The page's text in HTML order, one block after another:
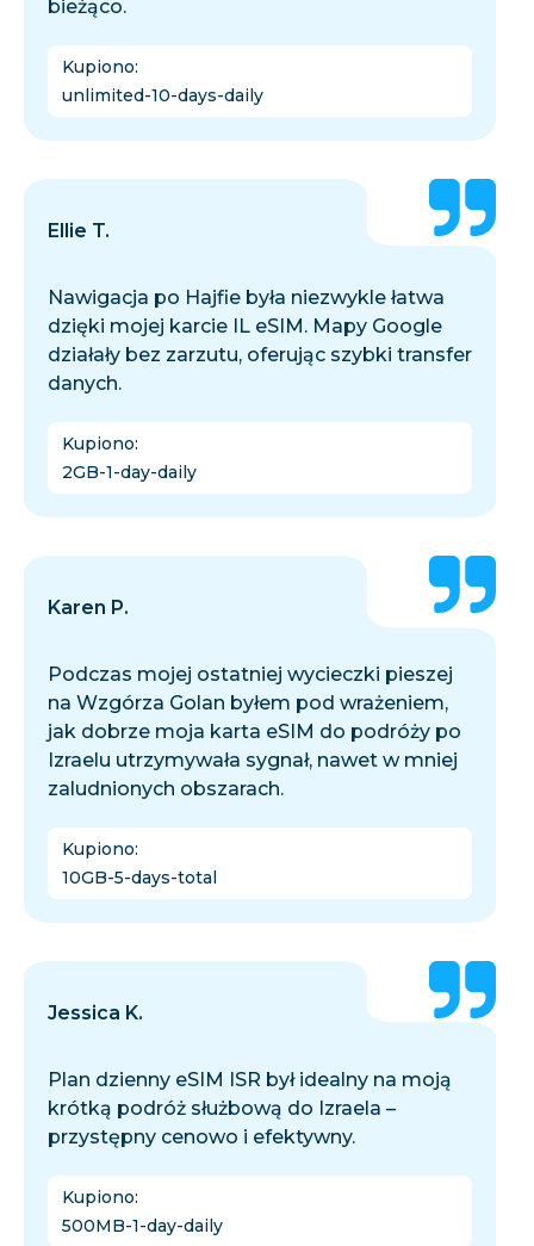
bieżąco.
Kupiono:
unlimited-10-days-daily
Ellie T.
Nawigacja po Hajfie była niezwykle łatwa
dzięki mojej karcie IL eSIM. Mapy Google
działały bez zarzutu, oferując szybki transfer
danych.
Kupiono:
2GB-1-day-daily
Karen P.
Podczas mojej ostatniej wycieczki pieszej
na Wzgórza Golan byłem pod wrażeniem,
jak dobrze moja karta eSIM do podróży po
Izraelu utrzymywała sygnał, nawet w mniej
zaludnionych obszarach.
Kupiono:
10GB-5-days-total
Jessica K.
Plan dzienny eSIM ISR był idealny na moją
krótką podróż służbową do Izraela –
przystępny cenowo i efektywny.
Kupiono:
500MB-1-day-daily